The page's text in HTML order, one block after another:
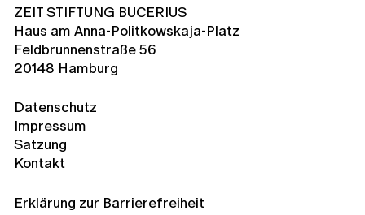
ZEIT STIFTUNG BUCERIUS
Haus am Anna-Politkowskaja-Platz
Feldbrunnenstraße 56
20148 Hamburg
Datenschutz
Impressum
Satzung
Kontakt
Erklärung zur Barrierefreiheit